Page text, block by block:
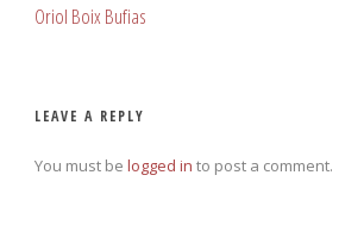
Oriol Boix Bufias
LEAVE A REPLY
You must be logged in to post a comment.